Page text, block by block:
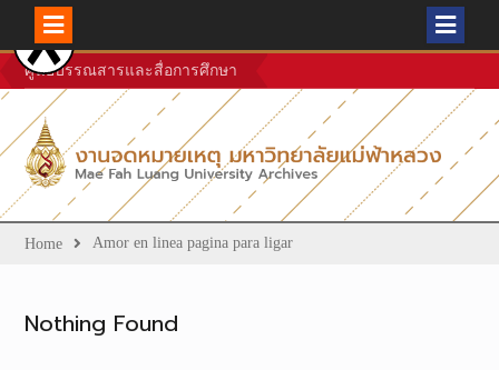
Skip
to
content
ศูนย์บรรณสารและสื่อการศึกษา
Home Amor en linea pagina para ligar
Nothing Found